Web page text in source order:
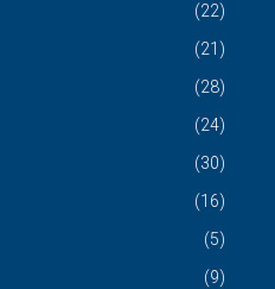
(22)
(21)
(28)
(24)
(30)
(16)
(5)
(9)